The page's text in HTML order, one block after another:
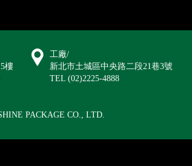
樓
工廠/
新北市土城區中央路二段21巷3號
TEL (02)2225-4888
PACKAGE CO., LTD.